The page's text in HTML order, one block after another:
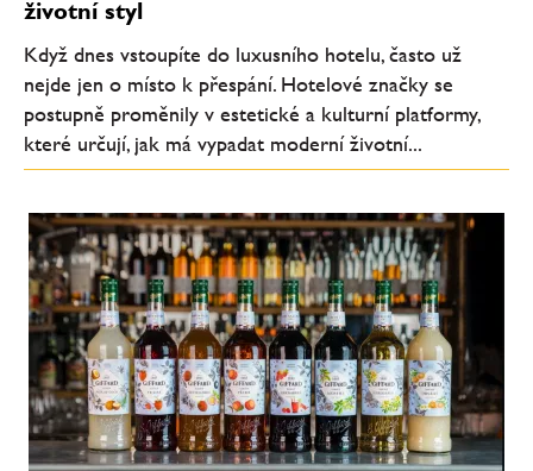
životní styl
Když dnes vstoupíte do luxusního hotelu, často už
nejde jen o místo k přespání. Hotelové značky se
postupně proměnily v estetické a kulturní platformy,
které určují, jak má vypadat moderní životní...